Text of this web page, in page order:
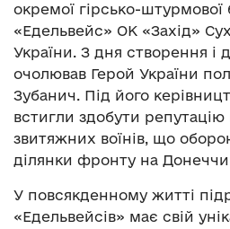
окремої гірсько-штурмової
«Едельвейс» ОК «Захід»
України. З дня створення і
очолював Герой України
Зубанич. Під його
встигли здобути
звитяжних воїнів, що
ділянки фронту на
У повсякденному житті
«Едельвейсів» має свій